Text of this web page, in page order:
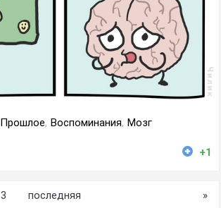
Прошлое, Воспоминания, Мозг
+1
3 последняя »